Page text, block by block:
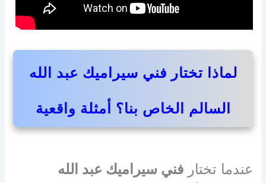
لماذا تختار فني سيراميك عبد الله
السالم الخاص بنا؟ أمثلة واقعية
عندما تختارفني سيراميك عبد الله